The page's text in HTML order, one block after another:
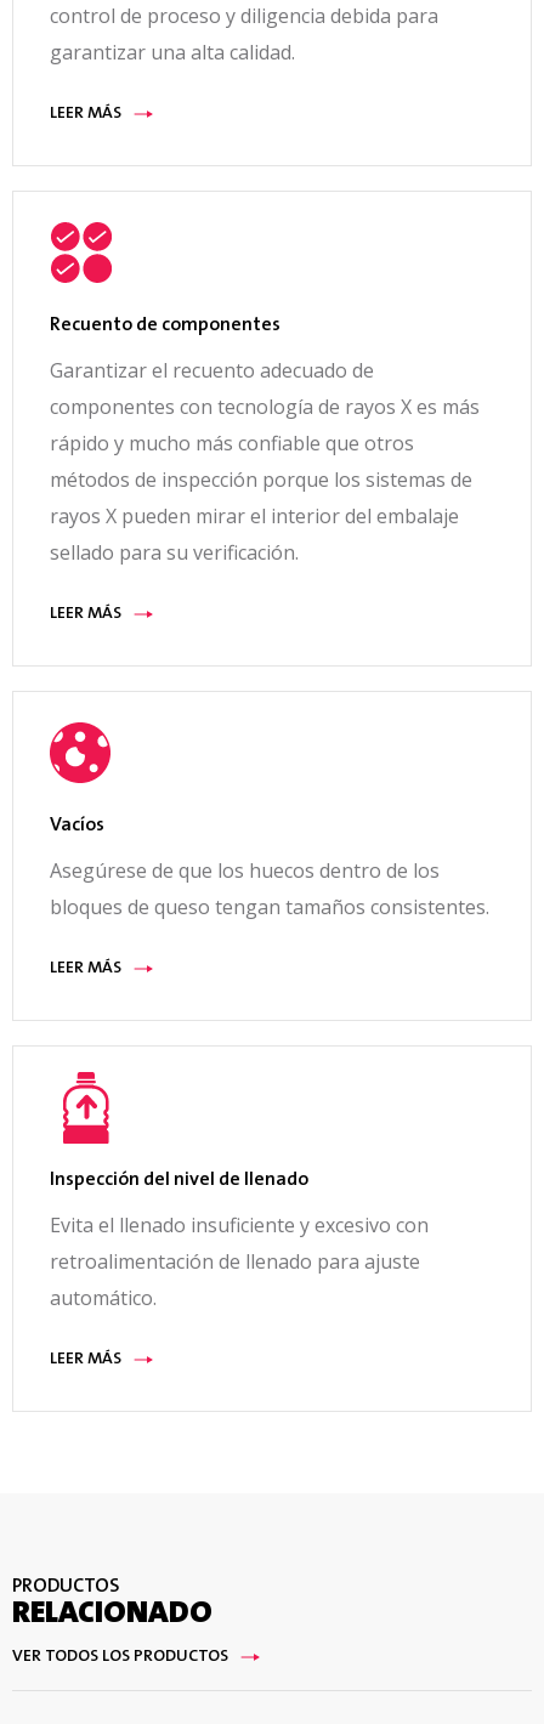
control de proceso y diligencia debida para
garantizar una alta calidad.
LEER MÁS
Recuento de componentes
Garantizar el recuento adecuado de
componentes con tecnología de rayos X es más
rápido y mucho más confiable que otros
métodos de inspección porque los sistemas de
rayos X pueden mirar el interior del embalaje
sellado para su verificación.
LEER MÁS
Vacíos
Asegúrese de que los huecos dentro de los
bloques de queso tengan tamaños consistentes.
LEER MÁS
Inspección del nivel de llenado
Evita el llenado insuficiente y excesivo con
retroalimentación de llenado para ajuste
automático.
LEER MÁS
PRODUCTOS
RELACIONADO
VER TODOS LOS PRODUCTOS